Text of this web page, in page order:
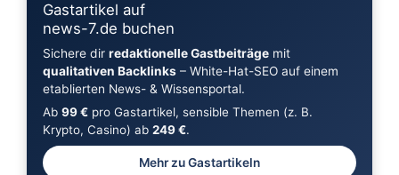
Gastartikel auf
news-7.de buchen
Sichere dir redaktionelle Gastbeiträgemit
qualitativen Backlinks– White-Hat-SEO auf einem
etablierten News- & Wissensportal.
Ab 99 €pro Gastartikel, sensible Themen (z. B.
Krypto, Casino) ab 249 €.
Mehr zu Gastartikeln